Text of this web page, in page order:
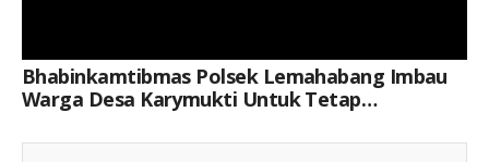
Bhabinkamtibmas Polsek Lemahabang Imbau
Warga Desa Karymukti Untuk Tetap